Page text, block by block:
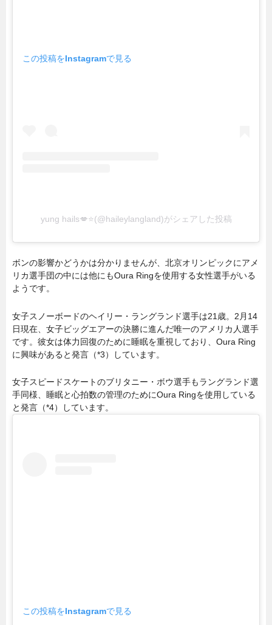
この投稿をInstagramで見る
yung hails💋⭐️(@haileylangland)がシェアした投稿
ボンの影響かどうかは分かりませんが、北京オリンピックにアメ
リカ選手団の中には他にもOura Ringを使用する女性選手がいる
ようです。
女子スノーボードのヘイリー・ラングランド選手は21歳。2月14
日現在、女子ビッグエアーの決勝に進んだ唯一のアメリカ人選手
です。彼女は体力回復のために睡眠を重視しており、Oura Ring
に興味があると発言（*3）しています。
女子スピードスケートのブリタニー・ボウ選手もラングランド選
手同様、睡眠と心拍数の管理のためにOura Ringを使用している
と発言（*4）しています。
この投稿をInstagramで見る